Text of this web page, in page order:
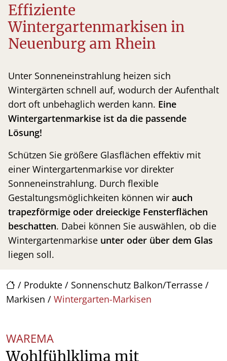
/ Produkte / Sonnenschutz Balkon/Terrasse /
Markisen / Wintergarten-Markisen
Effiziente
Wintergartenmarkisen in
Neuenburg am Rhein
Unter Sonneneinstrahlung heizen sich
Wintergärten schnell auf, wodurch der Aufenthalt
dort oft unbehaglich werden kann. Eine
Wintergartenmarkise ist da die passende
Lösung!
Schützen Sie größere Glasflächen effektiv mit
einer Wintergartenmarkise vor direkter
Sonneneinstrahlung. Durch flexible
Gestaltungsmöglichkeiten können wir auch
trapezförmige oder dreieckige Fensterflächen
beschatten. Dabei können Sie auswählen, ob die
Wintergartenmarkise unter oder über dem Glas
liegen soll.
WAREMA
Wohlfühlklima mit